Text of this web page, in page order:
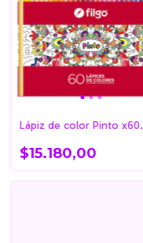
Lápiz de color Pinto x60.
$15.180,00